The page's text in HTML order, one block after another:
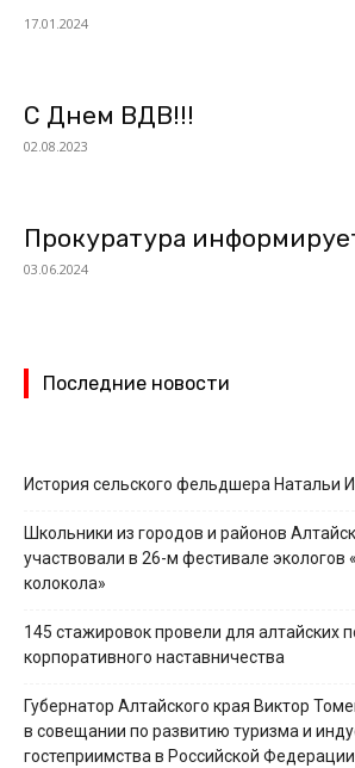
17.01.2024
С Днем ВДВ!!!
02.08.2023
Прокуратура
03.06.2024
Последние новости
История сельского фельдшера Натальи
Школьники из городов и районов
участвовали в 26-м фестивале экологов
колокола»
145 стажировок провели для алтайских
корпоративного наставничества
Губернатор Алтайского края Виктор
в совещании по развитию туризма и
гостеприимства в Российской Федерации